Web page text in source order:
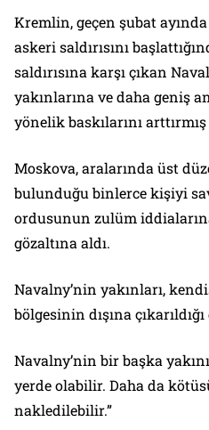
Kremlin, geçen şubat
askeri saldırısını
saldırısına karşı çıkan
yakınlarına ve daha geniş
yönelik baskılarını
Moskova, aralarında üst
bulunduğu binlerce kişiyi
ordusunun zulüm
gözaltına aldı.
Navalny’nin yakınları,
bölgesinin dışına
Navalny’nin bir başka
yerde olabilir. Daha da
nakledilebilir.”